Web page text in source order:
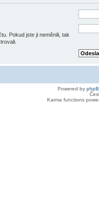
Pokud jste ji neměnili, tak
Powered by
Karma functions